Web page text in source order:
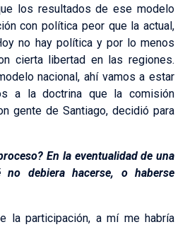
los resultados de ese modelo
con política peor que la actual,
no hay política y por lo menos
cierta libertad en las regiones.
nacional, ahí vamos a estar
a la doctrina que la comisión
gente de Santiago, decidió para
En la eventualidad de una
no debiera hacerse, o haberse
la participación, a mí me habría